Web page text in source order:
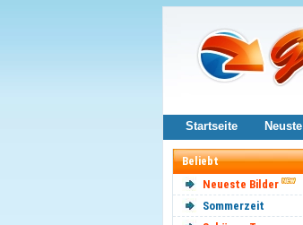
Startseite Neuste
Beliebt
Neueste Bilder
Sommerzeit